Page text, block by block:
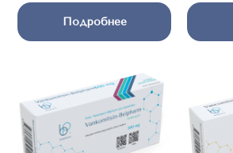
Подробнее